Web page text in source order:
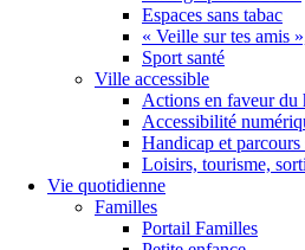
Espaces sans tabac
« Veille sur tes amis
Sport santé
Ville accessible
Actions en faveur du
Accessibilité
Handicap et parcours
Loisirs, tourisme,
Vie quotidienne
Familles
Portail Familles